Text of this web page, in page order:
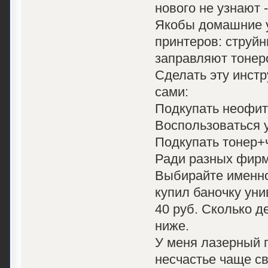
нового не узнают
Якобы домашние
принтеров:
заправляют
Сделать эту
сами:
Подкупать
Воспользоваться
Подкупать
Ради разных
Выбирайте
купил баночку
40 руб. Сколько
ниже.
У меня лазерный
несчастье чаще